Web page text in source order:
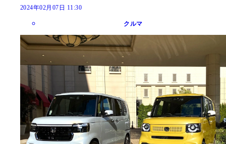
2024年02月07日 11:30
クルマ